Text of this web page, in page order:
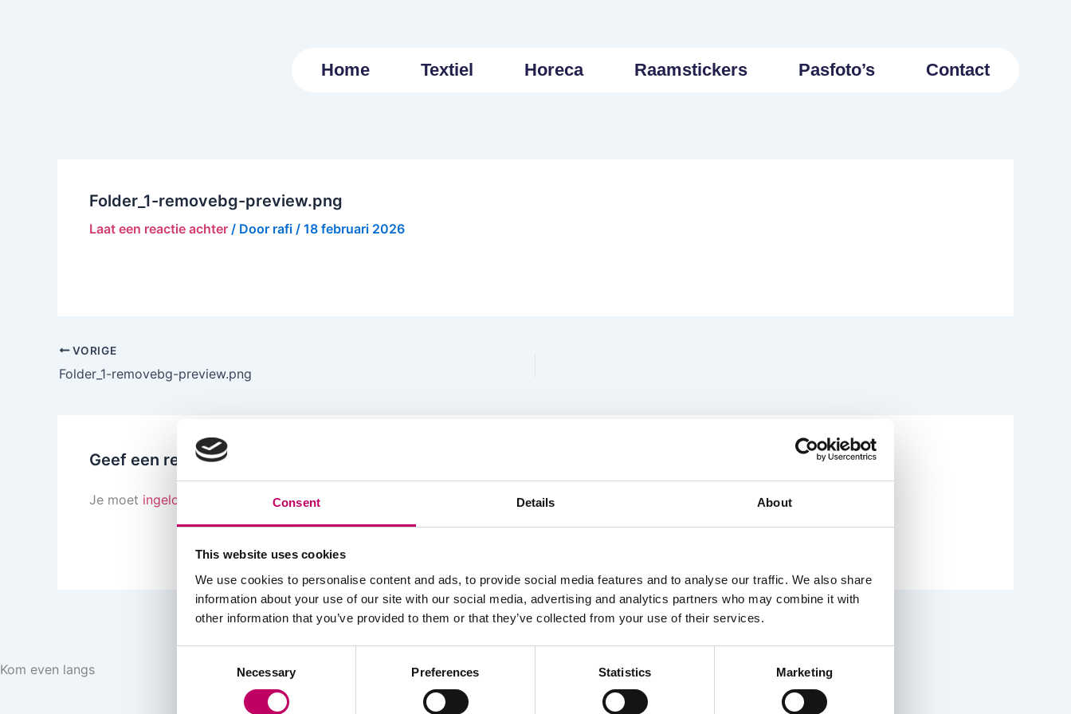
Consent Details About
This website uses cookies
We use cookies to personalise content and ads, to provide social media features and to analyse our traffic. We also share
information about your use of our site with our social media, advertising and analytics partners who may combine it with
other information that you’ve provided to them or that they’ve collected from your use of their services.
Necessary Preferences Statistics Marketing
Home Textiel Horeca Raamstickers Pasfoto’s Contact
Folder_1-removebg-preview.png
Laat een reactie achter / Door rafi / 18 februari 2026
VORIGE
Folder_1-removebg-preview.png
Geef een reactie
Je moet ingelogd zijn op om een reactie te plaatsen.
Kom even langs